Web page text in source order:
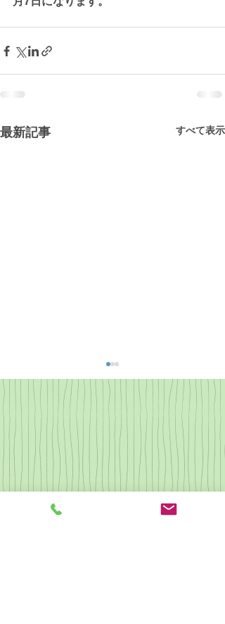
最新記事 すべて表示
県央カルチャー ピアノ
クリスマス会